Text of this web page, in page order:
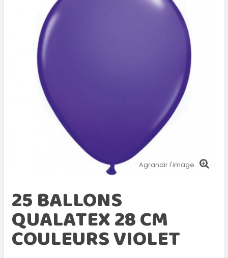
Agrandir l'image
25 BALLONS
QUALATEX 28 CM
COULEURS VIOLET